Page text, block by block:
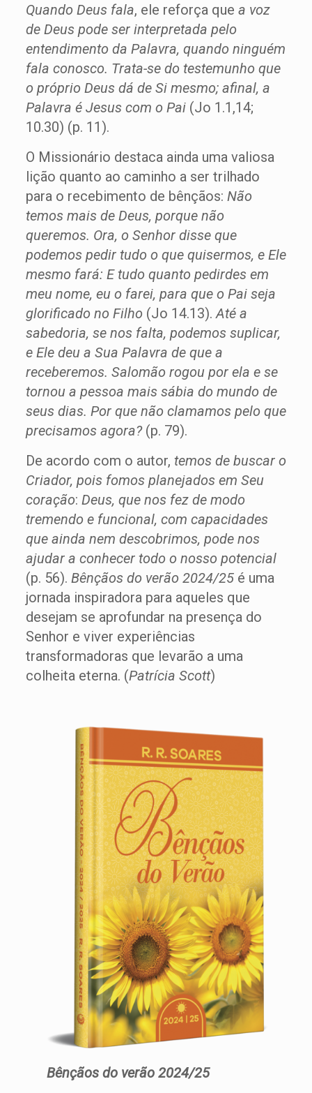
Quando Deus fala, ele reforça que a voz
de Deus pode ser interpretada pelo
entendimento da Palavra, quando ninguém
fala conosco. Trata-se do testemunho que
o próprio Deus dá de Si mesmo; afinal, a
Palavra é Jesus com o Pai(Jo 1.1,14;
10.30) (p. 11).
O Missionário destaca ainda uma valiosa
lição quanto ao caminho a ser trilhado
para o recebimento de bênçãos: Não
temos mais de Deus, porque não
queremos. Ora, o Senhor disse que
podemos pedir tudo o que quisermos, e Ele
mesmo fará: E tudo quanto pedirdes em
meu nome, eu o farei, para que o Pai seja
glorificado no Filho (Jo 14.13). Até a
sabedoria, se nos falta, podemos suplicar,
e Ele deu a Sua Palavra de que a
receberemos. Salomão rogou por ela e se
tornou a pessoa mais sábia do mundo de
seus dias. Por que não clamamos pelo que
precisamos agora?(p. 79).
De acordo com o autor, temos de buscar o
Criador, pois fomos planejados em Seu
coração: Deus, que nos fez de modo
tremendo e funcional, com capacidades
que ainda nem descobrimos, pode nos
ajudar a conhecer todo o nosso potencial
(p. 56). Bênçãos do verão 2024/25é uma
jornada inspiradora para aqueles que
desejam se aprofundar na presença do
Senhor e viver experiências
transformadoras que levarão a uma
colheita eterna. (Patrícia Scott)
Bênçãos do verão 2024/25